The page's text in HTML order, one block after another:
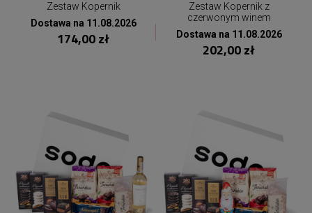
Zestaw Kopernik
Dostawa na 11.08.2026
174,00 zł
Zestaw Kopernik z
czerwonym winem
Dostawa na 11.08.2026
202,00 zł